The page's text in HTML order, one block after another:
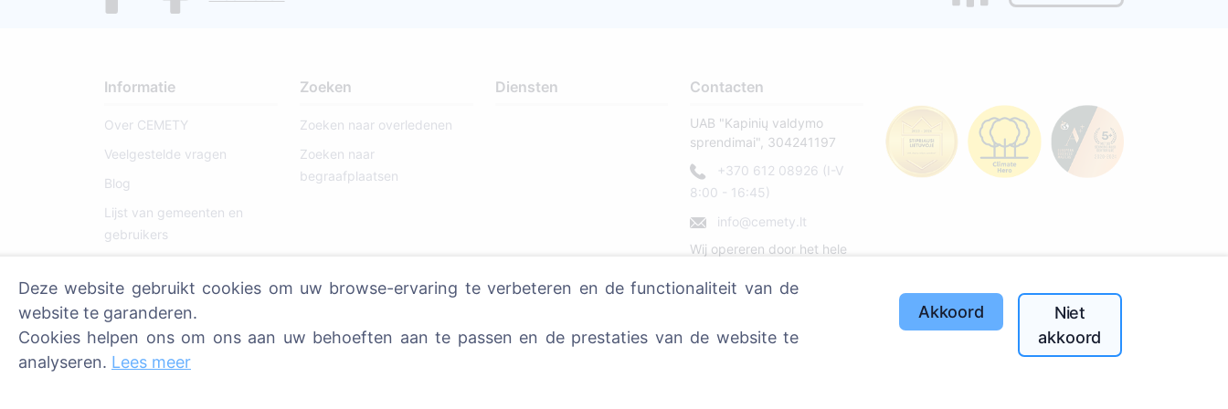
Informatie
Over CEMETY
Veelgestelde vragen
Blog
Lijst van gemeenten en
gebruikers
Betalingsbeleid
Cookie-instellingen
Zoeken
Zoeken naar overledenen
Zoeken naar
begraafplaatsen
Diensten Contacten
UAB "Kapinių valdymo
sprendimai", 304241197
+370 612 08926 (I-V
8:00 - 16:45)
info@cemety.lt
Wij opereren door het hele
Deze website gebruikt cookies om uw browse-ervaring te verbeteren en de functionaliteit van de
website te garanderen.
Cookies helpen ons om ons aan uw behoeften aan te passen en de prestaties van de website te
analyseren. Lees meer
Akkoord
Niet
akkoord